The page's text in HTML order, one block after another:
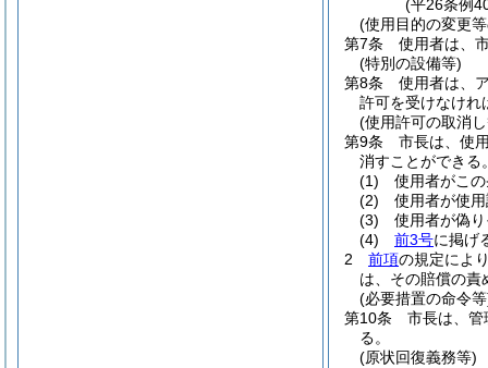
(平26条例
(使用目的の変更
第7条
使用者は、
(特別の設備等)
第8条
使用者は、
許可を受けなけれ
(使用許可の取消
第9条
市長は、使
消すことができる
(1)
使用者がこ
(2)
使用者が使
(3)
使用者が偽
(4)
前3号に掲げ
2
前項の規定によ
は、その賠償の責
(必要措置の命令
第10条
市長は、管
る。
(原状回復義務等)